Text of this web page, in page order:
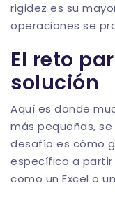
rigidez es su
operaciones se
El reto
solución
Aquí es donde
más pequeñas,
desafío es cómo
específico a partir
como un Excel o